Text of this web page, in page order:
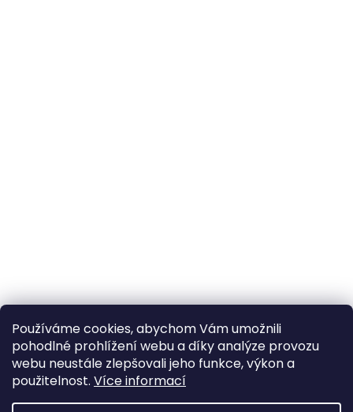
Používáme cookies, abychom Vám umožnili
pohodlné prohlížení webu a díky analýze provozu
webu neustále zlepšovali jeho funkce, výkon a
použitelnost. Více informací